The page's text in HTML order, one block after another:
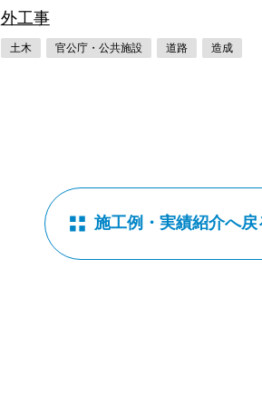
外工事
土木 官公庁・公共施設 道路 造成
施工例・実績紹介へ戻